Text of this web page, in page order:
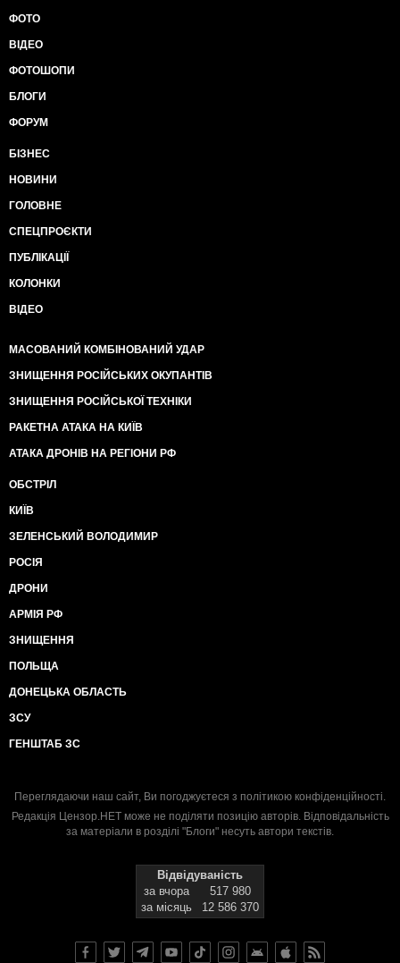
ФОТО
ВІДЕО
ФОТОШОПИ
БЛОГИ
ФОРУМ
БІЗНЕС
НОВИНИ
ГОЛОВНЕ
СПЕЦПРОЄКТИ
ПУБЛІКАЦІЇ
КОЛОНКИ
ВІДЕО
МАСОВАНИЙ КОМБІНОВАНИЙ УДАР
ЗНИЩЕННЯ РОСІЙСЬКИХ ОКУПАНТІВ
ЗНИЩЕННЯ РОСІЙСЬКОЇ ТЕХНІКИ
РАКЕТНА АТАКА НА КИЇВ
АТАКА ДРОНІВ НА РЕГІОНИ РФ
ОБСТРІЛ
КИЇВ
ЗЕЛЕНСЬКИЙ ВОЛОДИМИР
РОСІЯ
ДРОНИ
АРМІЯ РФ
ЗНИЩЕННЯ
ПОЛЬЩА
ДОНЕЦЬКА ОБЛАСТЬ
ЗСУ
ГЕНШТАБ ЗС
Переглядаючи наш сайт, Ви погоджуєтеся з політикою конфіденційності.
Редакція Цензор.НЕТ може не поділяти позицію авторів. Відповідальність
за матеріали в розділі "Блоги" несуть автори текстів.
Відвідуваність
за вчора
517 980
за місяць
12 586 370